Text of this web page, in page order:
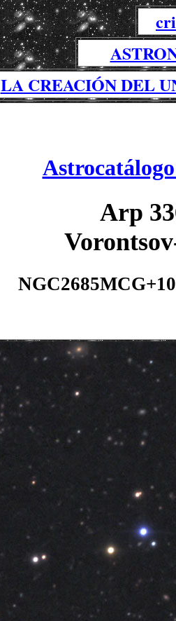
LA CREACIÓN DEL
Arp